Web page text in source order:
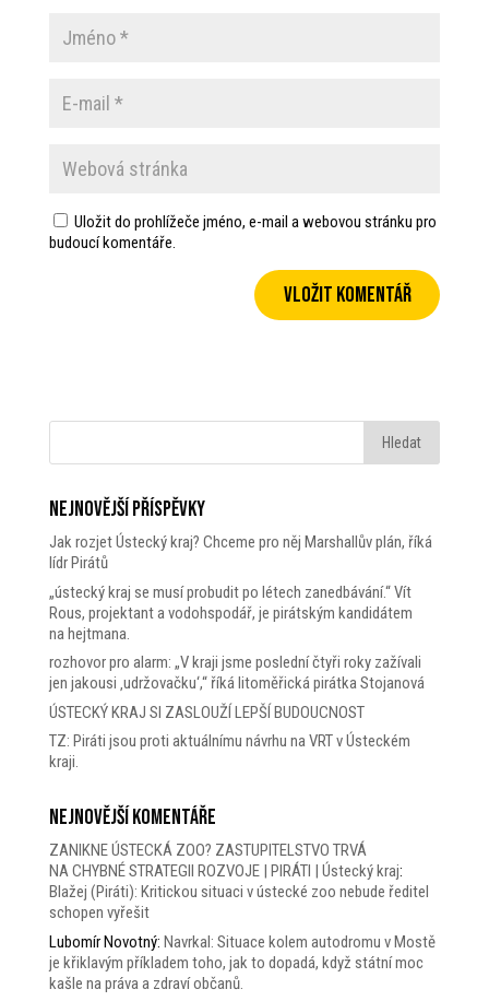
Uložit do prohlížeče jméno, e-mail a webovou stránku pro
budoucí komentáře.
Nejnovější příspěvky
Jak rozjet Ústecký kraj? Chceme pro něj Marshallův plán, říká
lídr Pirátů
„ústecký kraj se musí probudit po létech zanedbávání.“ Vít
Rous, projektant a vodohspodář, je pirátským kandidátem
na hejtmana.
rozhovor pro alarm: „V kraji jsme poslední čtyři roky zažívali
jen jakousi ‚udržovačku‘,“ říká litoměřická pirátka Stojanová
ÚSTECKÝ KRAJ SI ZASLOUŽÍ LEPŠÍ BUDOUCNOST
TZ: Piráti jsou proti aktuálnímu návrhu na VRT v Ústeckém
kraji.
Nejnovější komentáře
ZANIKNE ÚSTECKÁ ZOO? ZASTUPITELSTVO TRVÁ
NA CHYBNÉ STRATEGII ROZVOJE | PIRÁTI | Ústecký kraj:
Blažej (Piráti): Kritickou situaci v ústecké zoo nebude ředitel
schopen vyřešit
Lubomír Novotný: Navrkal: Situace kolem autodromu v Mostě
je křiklavým příkladem toho, jak to dopadá, když státní moc
kašle na práva a zdraví občanů.